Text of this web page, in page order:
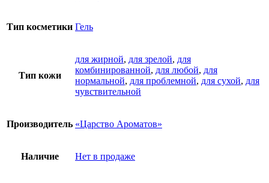
Тип косметики Гель
Тип кожи
для жирной, для зрелой, для
комбинированной, для любой, для
нормальной, для проблемной, для сухой, для
чувствительной
Производитель «Царство Ароматов»
Наличие Нет в продаже